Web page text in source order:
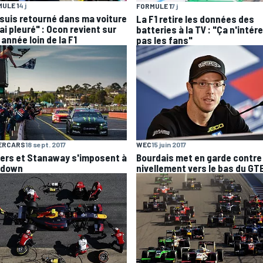
14 j
retourné dans ma voiture
pleuré" : Ocon revient sur
loin de la F1
FORMULE 17 j
La F1 retire les données des
batteries à la TV : "Ça
pas les fans"
18 sept. 2017
et Stanaway s'imposent à
WEC15 juin 2017
Bourdais met en garde
nivellement vers le bas du